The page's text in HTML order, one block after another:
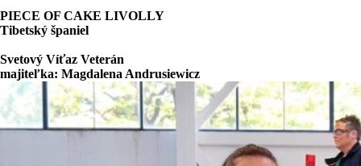
PIECE OF CAKE LIVOLLY
Tibetský španiel
Svetový Víťaz Veterán
majiteľka: Magdalena Andrusiewicz